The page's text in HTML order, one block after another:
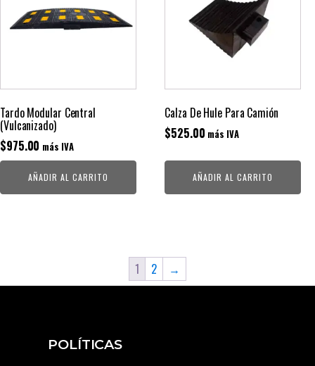
Tardo Modular Central
(Vulcanizado)
$975.00 más IVA
AÑADIR AL CARRITO
Calza De Hule Para Camión
$525.00 más IVA
AÑADIR AL CARRITO
1 2 →
POLÍTICAS